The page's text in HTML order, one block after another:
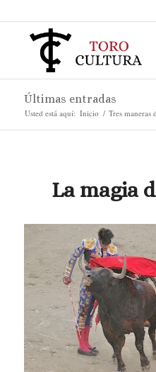
Últimas entradas
Usted está aquí: Inicio / Tres maneras
La magia